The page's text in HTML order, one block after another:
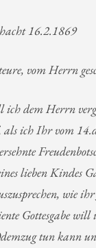
16.2.1869
vom Herrn
ich dem Herrn
ich Ihr vom
lieben Kindes
wie
Gottesgabe
tun kann